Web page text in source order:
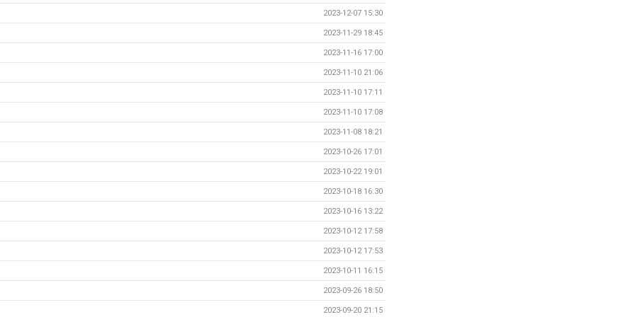
2023-12-07 15:30
2023-11-29 18:45
2023-11-16 17:00
2023-11-10 21:06
2023-11-10 17:11
2023-11-10 17:08
2023-11-08 18:21
2023-10-26 17:01
2023-10-22 19:01
2023-10-18 16:30
2023-10-16 13:22
2023-10-12 17:58
2023-10-12 17:53
2023-10-11 16:15
2023-09-26 18:50
2023-09-20 21:15